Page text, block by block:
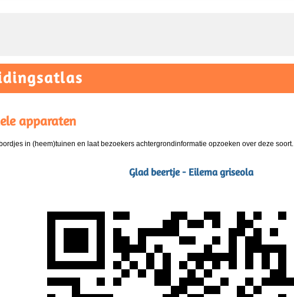
apparaten
in (heem)tuinen en laat bezoekers achtergrondinformatie opzoeken over deze soort.
Glad beertje - Eilema griseola